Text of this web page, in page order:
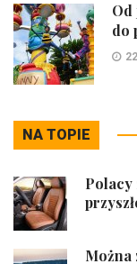
Od
do
NA TOPIE
Polacy
Można